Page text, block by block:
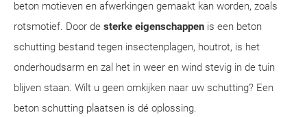
beton motieven en afwerkingen gemaakt kan worden, zoals
rotsmotief. Door de sterke eigenschappen is een beton
schutting bestand tegen insectenplagen, houtrot, is het
onderhoudsarm en zal het in weer en wind stevig in de tuin
blijven staan. Wilt u geen omkijken naar uw schutting? Een
beton schutting plaatsen is dé oplossing.